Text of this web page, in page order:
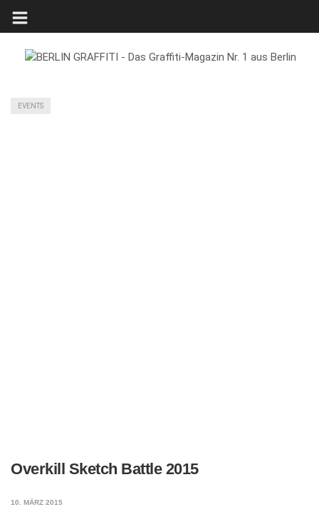
EVENTS
Overkill Sketch Battle 2015
10. MÄRZ 2015